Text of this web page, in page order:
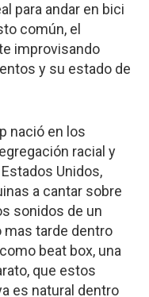
para andar en bici
común, el
improvisando
y su estado de
nació en los
racial y
Unidos,
a cantar sobre
sonidos de un
mas tarde dentro
beat box, una
que estos
es natural dentro